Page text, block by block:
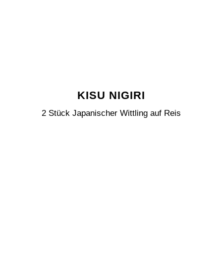
KISU NIGIRI
2 Stück Japanischer Wittling auf Reis